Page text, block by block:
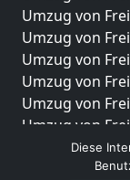
Umzug von
Umzug von
Umzug von
Umzug von
Umzug von
Umzug von
Diese